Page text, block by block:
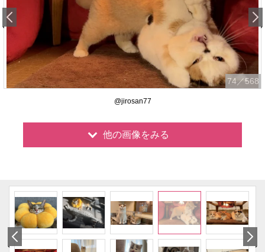
74 ／568
@jirosan77
他の画像をみる